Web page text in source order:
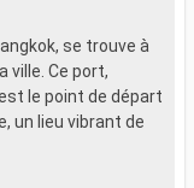
se trouve à
ville. Ce port,
le point de départ
un lieu vibrant de